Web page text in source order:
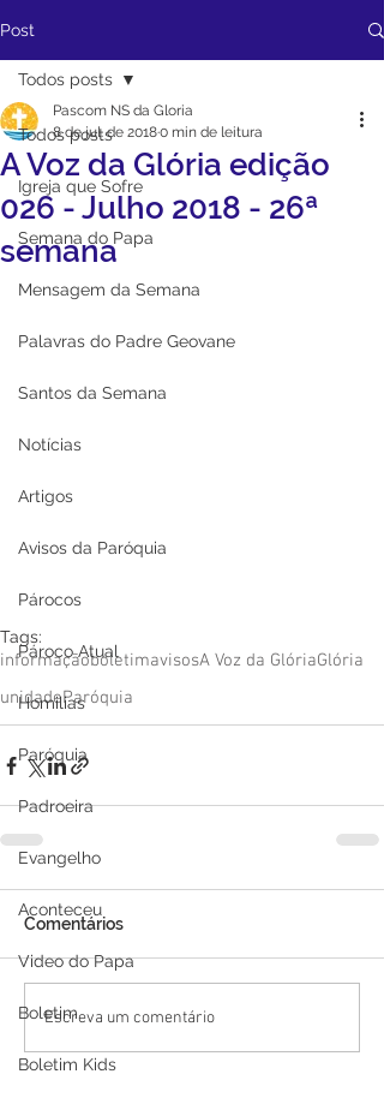
Post
Todos posts
Igreja que Sofre
Semana do Papa
Mensagem da Semana
Palavras do Padre Geovane
Santos da Semana
Notícias
Artigos
Avisos da Paróquia
Párocos
Pároco Atual
Homilias
Paróquia
Padroeira
Evangelho
Aconteceu
Video do Papa
Boletim
Boletim Kids
Todos posts
A Voz da Glória edição
026 - Julho 2018 - 26ª
semana
Pascom NS da Gloria
8 de jul. de 20180 min de leitura
Tags:
informaçãoboletimavisosA Voz da GlóriaGlória
unidadeParóquia
Comentários
Escreva um comentário